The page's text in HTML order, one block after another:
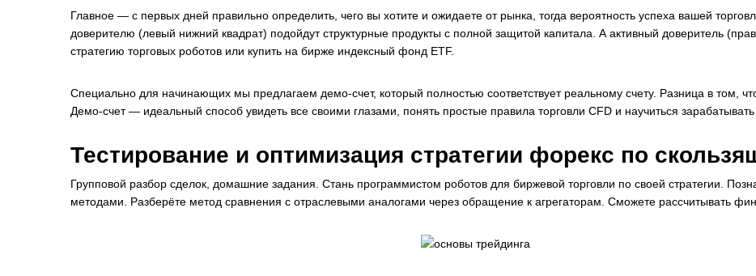
Главное — с первых дней правильно определить, чего вы хотите и ожидаете от рынка, тогда вероятность успеха вашей
доверителю (левый нижний квадрат) подойдут структурные продукты с полной защитой капитала. А активный доверитель
стратегию торговых роботов или купить на бирже индексный фонд ETF.
Специально для начинающих мы предлагаем демо-счет, который полностью соответствует реальному счету. Разница в том,
Демо-счет — идеальный способ увидеть все своими глазами, понять простые правила торговли CFD и научиться
Тестирование и оптимизация стратегии форекс по
Групповой разбор сделок, домашние задания. Стань программистом роботов для биржевой торговли по своей стратегии.
методами. Разберёте метод сравнения с отраслевыми аналогами через обращение к агрегаторам. Сможете рассчитывать